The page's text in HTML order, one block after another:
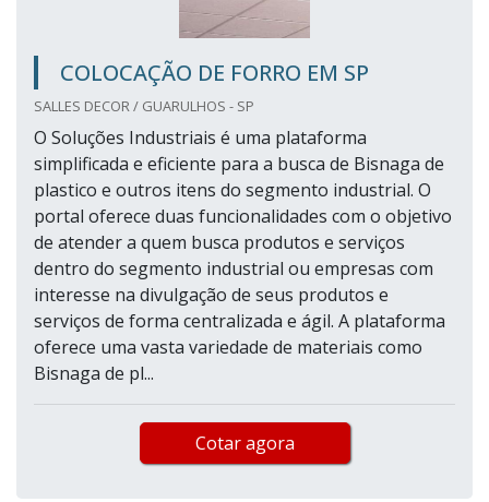
COLOCAÇÃO DE FORRO EM SP
SALLES DECOR / GUARULHOS - SP
O Soluções Industriais é uma plataforma
simplificada e eficiente para a busca de Bisnaga de
plastico e outros itens do segmento industrial. O
portal oferece duas funcionalidades com o objetivo
de atender a quem busca produtos e serviços
dentro do segmento industrial ou empresas com
interesse na divulgação de seus produtos e
serviços de forma centralizada e ágil. A plataforma
oferece uma vasta variedade de materiais como
Bisnaga de pl...
Cotar agora